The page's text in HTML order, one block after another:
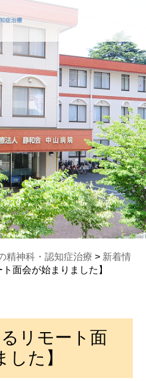
精神科・認知症治療 > 新着情
面会が始まりました】
るリモート面
た】